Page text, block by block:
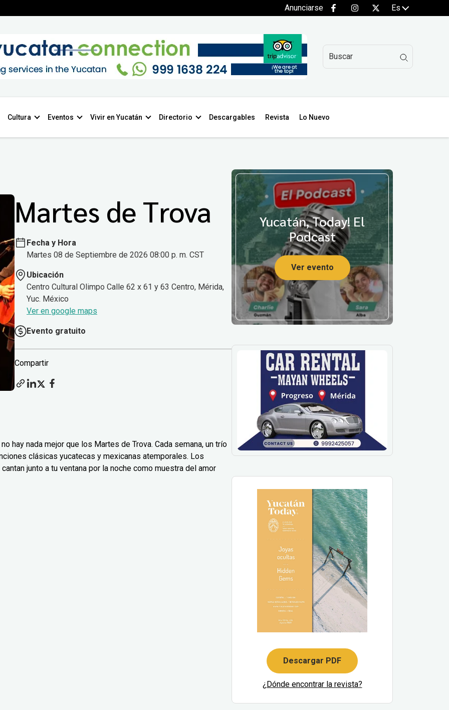
Anunciarse Es
Cultura Eventos Vivir en Yucatán Directorio Descargables Revista Lo Nuevo
Martes de Trova
Fecha y Hora
Martes 08 de Septiembre de 2026 08:00 p. m. CST
Ubicación
Centro Cultural Olimpo Calle 62 x 61 y 63 Centro, Mérida,
Yuc. México
Ver en google maps
Evento gratuito
Compartir
hay nada mejor que los Martes de Trova. Cada semana, un trío
clásicas yucatecas y mexicanas atemporales. Los
junto a tu ventana por la noche como muestra del amor
Yucatán, Today! El
Podcast
Ver evento
Descargar PDF
¿Dónde encontrar la revista?